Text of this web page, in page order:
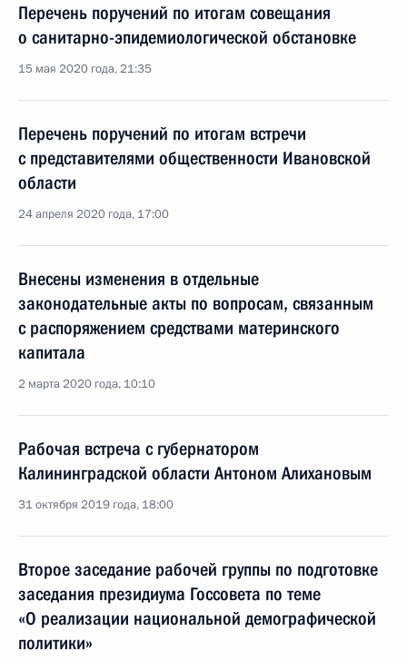
Перечень поручений по итогам совещания
о санитарно-эпидемиологической обстановке
15 мая 2020 года, 21:35
Перечень поручений по итогам встречи
с представителями общественности Ивановской
области
24 апреля 2020 года, 17:00
Внесены изменения в отдельные
законодательные акты по вопросам, связанным
с распоряжением средствами материнского
капитала
2 марта 2020 года, 10:10
Рабочая встреча с губернатором
Калининградской области Антоном Алихановым
31 октября 2019 года, 18:00
Второе заседание рабочей группы по подготовке
заседания президиума Госсовета по теме
«О реализации национальной демографической
политики»